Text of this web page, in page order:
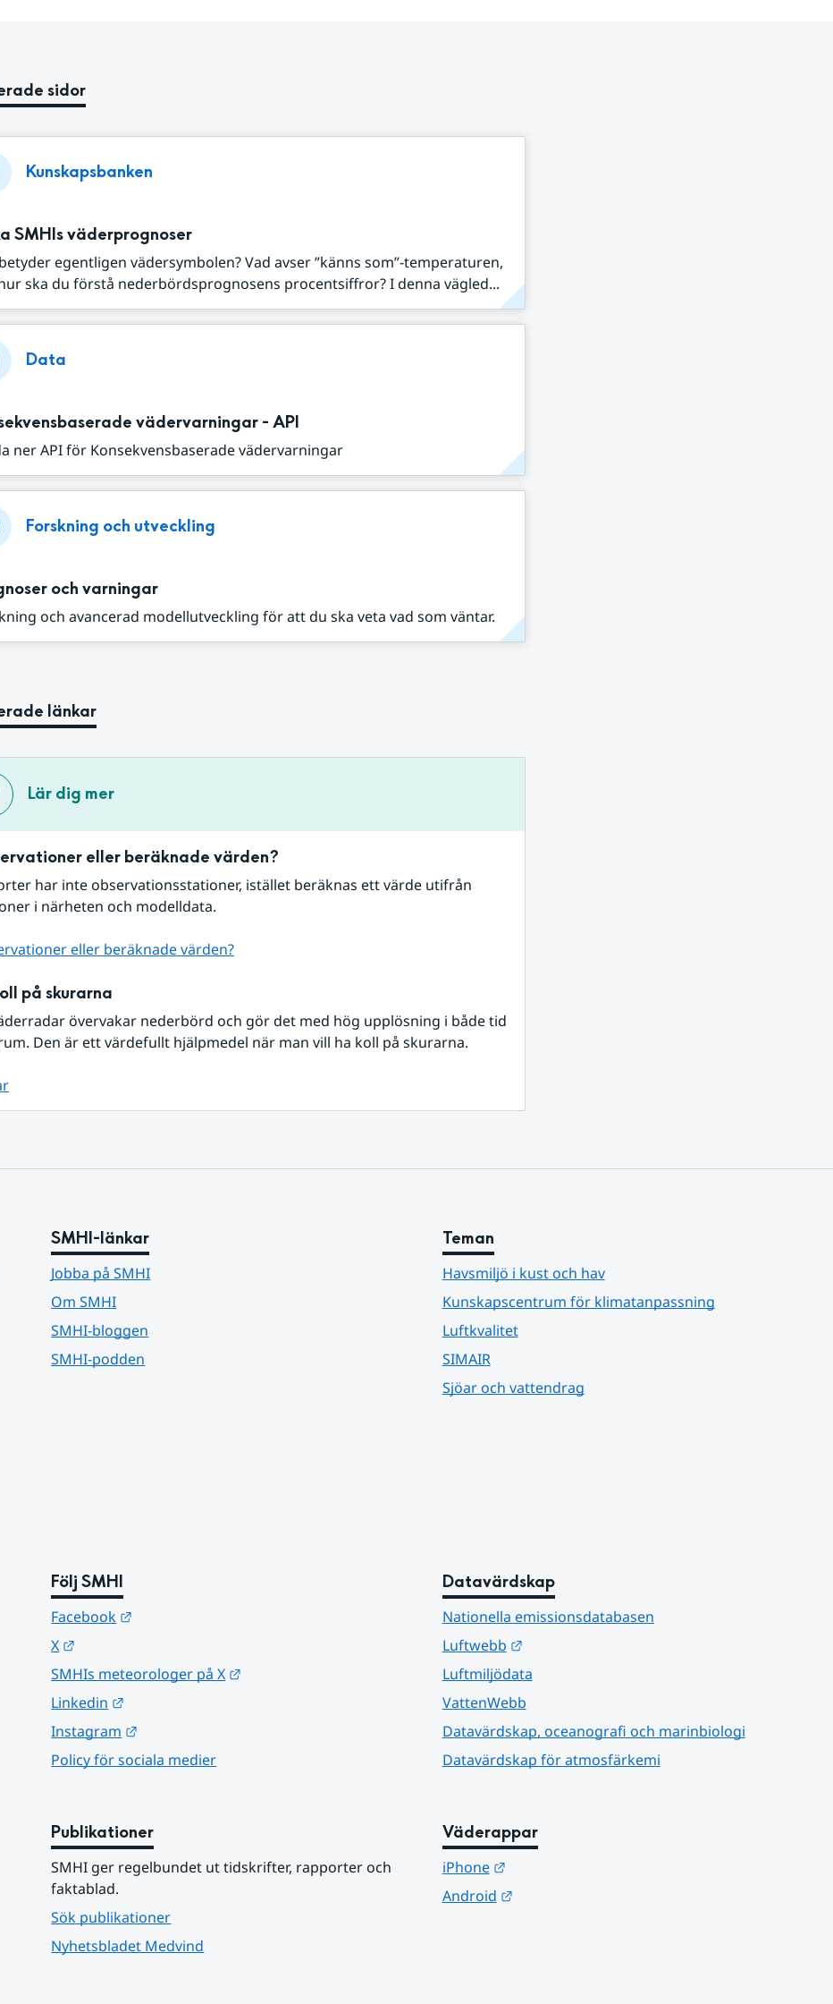
sidor
Kunskapsbanken
SMHIs väderprognoser
egentligen vädersymbolen? Vad avser ”känns som”-temperaturen,
ska du förstå nederbördsprognosens procentsiffror? I denna vägled...
Data
vädervarningar - API
ner API för Konsekvensbaserade vädervarningar
Forskning och utveckling
och varningar
och avancerad modellutveckling för att du ska veta vad som väntar.
länkar
Lär dig mer
eller beräknade värden?
har inte observationsstationer, istället beräknas ett värde utifrån
i närheten och modelldata.
eller beräknade värden?
på skurarna
övervakar nederbörd och gör det med hög upplösning i både tid
Den är ett värdefullt hjälpmedel när man vill ha koll på skurarna.
SMHI-länkar
Jobba på SMHI
Om SMHI
SMHI-bloggen
SMHI-podden
Teman
Havsmiljö i kust och hav
Kunskapscentrum för klimatanpassning
Luftkvalitet
SIMAIR
Sjöar och vattendrag
Följ SMHI
Facebook
X
SMHIs meteorologer på X
Linkedin
Instagram
Policy för sociala medier
Datavärdskap
Nationella emissionsdatabasen
Luftwebb
Länk till annan webbplats.
Luftmiljödata
VattenWebb
Datavärdskap, oceanografi och marinbiologi
Datavärdskap för atmosfärkemi
Publikationer
SMHI ger regelbundet ut tidskrifter, rapporter och
faktablad.
Sök publikationer
Nyhetsbladet Medvind
Väderappar
iPhone
Länk till annan webbplats.
Android
Länk till annan webbplats.